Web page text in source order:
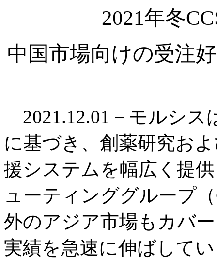
2021年冬
中国市場向けの受注
2021.12.01－モルシス
に基づき、創薬研究お
援システムを幅広く提
ューティンググループ
外のアジア市場もカバ
実績を急速に伸ばして